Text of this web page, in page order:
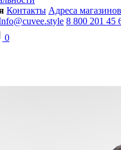
Контакты Адреса магазинов
8 800 201 45
0